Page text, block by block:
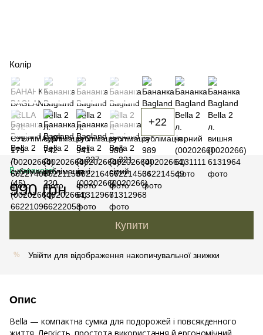
Колір
+22
В наявності
990 грн
Купити
% Увійти для відображення накопичувальної знижки
Опис
Bella — компактна сумка для подорожей і повсякденного
життя. Легкість, простота використання й ергономічний